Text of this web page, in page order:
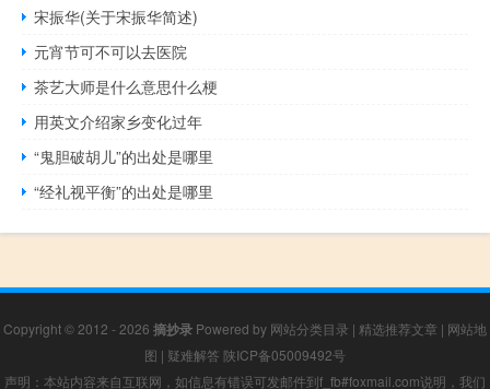
宋振华(关于宋振华简述)
元宵节可不可以去医院
茶艺大师是什么意思什么梗
用英文介绍家乡变化过年
“鬼胆破胡儿”的出处是哪里
“经礼视平衡”的出处是哪里
Copyright © 2012 - 2026 摘抄录 Powered by 网站分类目录 | 精选推荐文章 | 网站地
图 | 疑难解答 陕ICP备05009492号
声明：本站内容来自互联网，如信息有错误可发邮件到f_fb#foxmail.com说明，我们